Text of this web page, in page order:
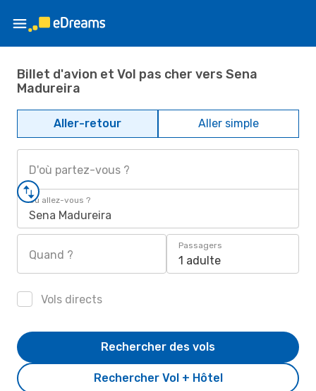
Billet d'avion et Vol pas cher vers Sena
Madureira
Aller-retour Aller simple
D'où partez-vous ?
Où allez-vous ?
Sena Madureira
Quand ?
Passagers
1 adulte
Vols directs
Rechercher Vol + Hôtel
Rechercher des vols